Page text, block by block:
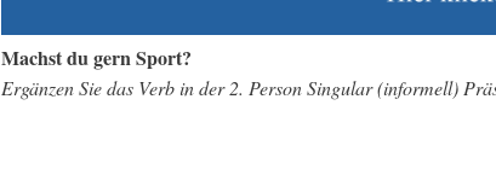
Machst du gern Sport?
Ergänzen Sie das Verb in der 2. Person Singular (informell)